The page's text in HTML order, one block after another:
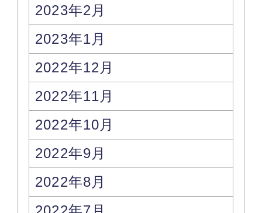
2023年2月
2023年1月
2022年12月
2022年11月
2022年10月
2022年9月
2022年8月